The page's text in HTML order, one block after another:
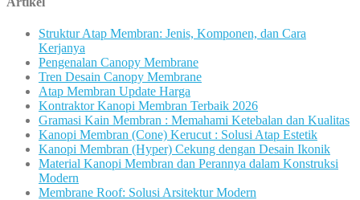
Struktur Atap Membran: Jenis, Komponen, dan Cara
Kerjanya
Pengenalan Canopy Membrane
Tren Desain Canopy Membrane
Atap Membran Update Harga
Kontraktor Kanopi Membran Terbaik 2026
Gramasi Kain Membran : Memahami Ketebalan dan Kualitas
Kanopi Membran (Cone) Kerucut : Solusi Atap Estetik
Kanopi Membran (Hyper) Cekung dengan Desain Ikonik
Material Kanopi Membran dan Perannya dalam Konstruksi
Modern
Membrane Roof: Solusi Arsitektur Modern